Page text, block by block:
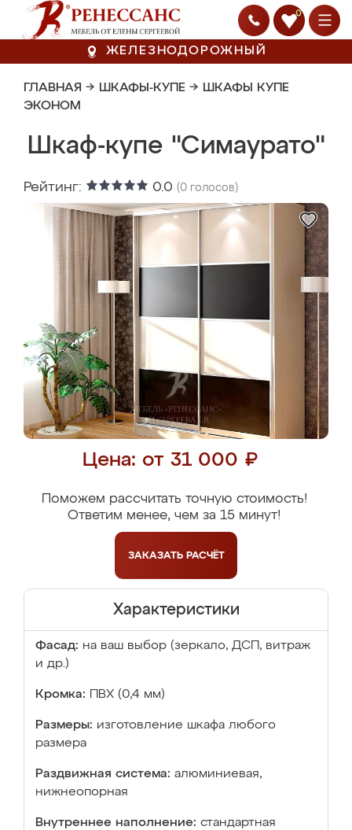
0
ЖЕЛЕЗНОДОРОЖНЫЙ
ГЛАВНАЯ → ШКАФЫ-КУПЕ → ШКАФЫ КУПЕ
ЭКОНОМ
Шкаф-купе "Симаурато"
Рейтинг: 0.0 (0 голосов)
Цена: от 31 000 ₽
Поможем рассчитать точную стоимость!
Ответим менее, чем за 15 минут!
ЗАКАЗАТЬ РАСЧЁТ
Характеристики
Фасад: на ваш выбор (зеркало, ДСП, витраж
и др.)
Кромка: ПВХ (0,4 мм)
Размеры: изготовление шкафа любого
размера
Раздвижная система: алюминиевая,
нижнеопорная
Внутреннее наполнение: стандартная